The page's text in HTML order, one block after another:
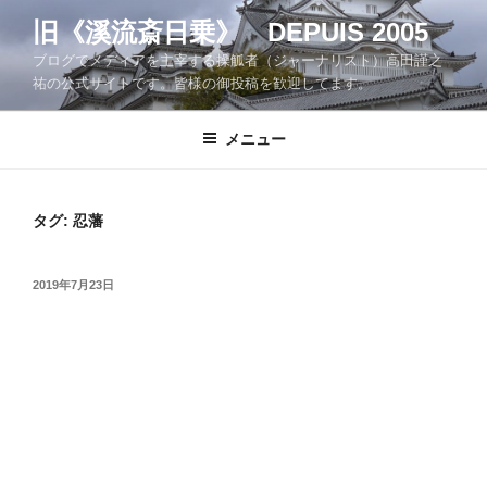
ツ
旧《溪流斎日乗》 DEPUIS 2005
ブログでメディアを主宰する操觚者（ジャーナリスト）高田謹之
祐の公式サイトです。皆様の御投稿を歓迎してます。
メニュー
タグ: 忍藩
投
2019年7月23日